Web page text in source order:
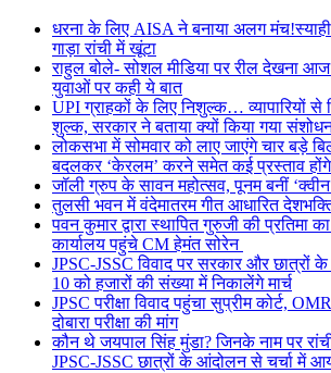
धरना के लिए AISA ने बनाया अलग
गाड़ा रांची में खूंटा
राहुल बोले- सोशल मीडिया पर रील देखना
युवाओं पर कही ये बात
UPI ग्राहकों के लिए निशुल्क… व्यापारियों से
शुल्क, सरकार ने बताया क्यों किया गया
लोकसभा में सोमवार को लाए जाएंगे चार बड़े
बदलकर ‘केरलम’ करने समेत कई प्रस्ताव
जॉली ग्रुप के सावन महोत्सव, पूनम बनीं
तुलसी भवन में वंदेमातरम गीत आधारित
पवन कुमार द्वारा स्थापित गुरुजी की प्रतिमा
कार्यालय पहुंचे CM हेमंत सोरेन
JPSC-JSSC विवाद पर सरकार और छात्रों के
10 को हजारों की संख्या में निकालेंगे मार्च
JPSC परीक्षा विवाद पहुंचा सुप्रीम कोर्ट,
दोबारा परीक्षा की मांग
कौन थे जयपाल सिंह मुंडा? जिनके नाम पर
JPSC-JSSC छात्रों के आंदोलन से चर्चा में